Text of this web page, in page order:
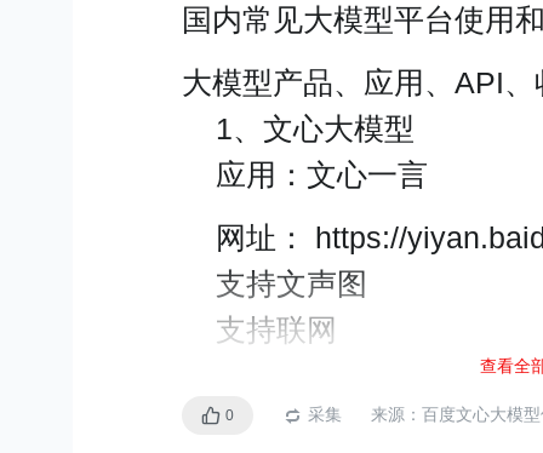
6、华为--盘古大模型
国内常见大模型平台使
大模型产品、应用、API
1、文心大模型
应用：文心一言
网址： https://
支持文声图
支持联网
支持读取文档
查看全
0 采集 来源： 百度文心大模